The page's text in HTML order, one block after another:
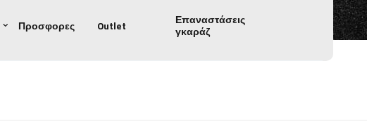
Προσφορες Outlet
Επαναστάσεις
γκαράζ